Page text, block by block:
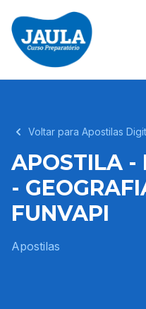
Voltar para Apostilas
APOSTILA -
-
FUNVAPI
Apostilas